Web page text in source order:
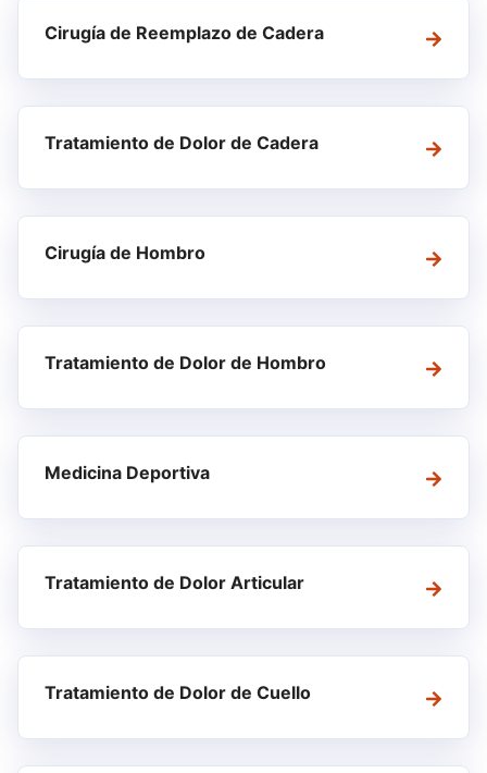
Cirugía de Reemplazo de Cadera
Tratamiento de Dolor de Cadera
Cirugía de Hombro
Tratamiento de Dolor de Hombro
Medicina Deportiva
Tratamiento de Dolor Articular
Tratamiento de Dolor de Cuello